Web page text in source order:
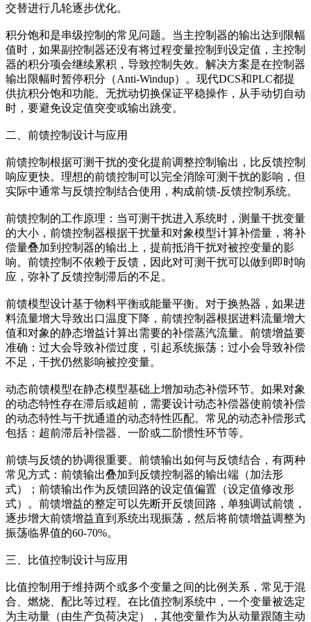
交替进行几轮逐步优化。
积分饱和是串级控制的常见问题。当主控制器的输出达到限幅
值时，如果副控制器还没有将过程变量控制到设定值，主控制
器的积分项会继续累积，导致控制失效。解决方案是在控制器
输出限幅时暂停积分（Anti-Windup）。现代DCS和PLC都提
供抗积分饱和功能。无扰动切换保证平稳操作，从手动切自动
时，要避免设定值突变或输出跳变。
二、前馈控制设计与应用
前馈控制根据可测干扰的变化提前调整控制输出，比反馈控制
响应更快。理想的前馈控制可以完全消除可测干扰的影响，但
实际中通常与反馈控制结合使用，构成前馈-反馈控制系统。
前馈控制的工作原理：当可测干扰进入系统时，测量干扰变量
的大小，前馈控制器根据干扰量和对象模型计算补偿量，将补
偿量叠加到控制器的输出上，提前抵消干扰对被控变量的影
响。前馈控制不依赖于反馈，因此对可测干扰可以做到即时响
应，弥补了反馈控制滞后的不足。
前馈模型设计基于物料平衡或能量平衡。对于换热器，如果进
料流量增大导致出口温度下降，前馈控制器根据进料流量增大
值和对象的静态增益计算出需要的补偿蒸汽流量。前馈增益要
准确：过大会导致补偿过度，引起系统振荡；过小会导致补偿
不足，干扰仍然影响被控变量。
动态前馈模型在静态模型基础上增加动态补偿环节。如果对象
的动态特性存在滞后或超前，需要设计动态补偿器使前馈补偿
的动态特性与干扰通道的动态特性匹配。常见的动态补偿形式
包括：超前滞后补偿器、一阶或二阶惯性环节等。
前馈与反馈的协调很重要。前馈输出如何与反馈结合，有两种
常见方式：前馈输出叠加到反馈控制器的输出端（加法形
式）；前馈输出作为反馈回路的设定值偏置（设定值修改形
式）。前馈增益的整定可以先断开反馈回路，单独调试前馈，
逐步增大前馈增益直到系统出现振荡，然后将前馈增益调整为
振荡临界值的60-70%。
三、比值控制设计与应用
比值控制用于维持两个或多个变量之间的比例关系，常见于混
合、燃烧、配比等过程。在比值控制系统中，一个变量被选定
为主动量（由生产负荷决定），其他变量作为从动量跟随主动